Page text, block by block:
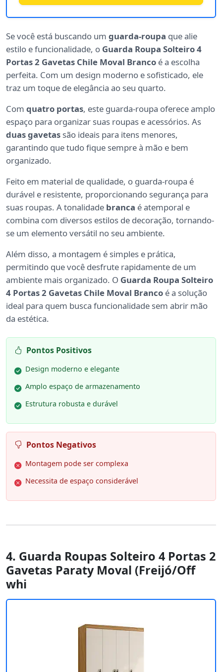
Se você está buscando um guarda-roupa que alie
estilo e funcionalidade, o Guarda Roupa Solteiro 4
Portas 2 Gavetas Chile Moval Branco é a escolha
perfeita. Com um design moderno e sofisticado, ele
traz um toque de elegância ao seu quarto.
Com quatro portas, este guarda-roupa oferece amplo
espaço para organizar suas roupas e acessórios. As
duas gavetas são ideais para itens menores,
garantindo que tudo fique sempre à mão e bem
organizado.
Feito em material de qualidade, o guarda-roupa é
durável e resistente, proporcionando segurança para
suas roupas. A tonalidade branca é atemporal e
combina com diversos estilos de decoração, tornando-
se um elemento versátil no seu ambiente.
Além disso, a montagem é simples e prática,
permitindo que você desfrute rapidamente de um
ambiente mais organizado. O Guarda Roupa Solteiro
4 Portas 2 Gavetas Chile Moval Branco é a solução
ideal para quem busca funcionalidade sem abrir mão
da estética.
Pontos Positivos
Design moderno e elegante
Amplo espaço de armazenamento
Estrutura robusta e durável
Pontos Negativos
Montagem pode ser complexa
Necessita de espaço considerável
4. Guarda Roupas Solteiro 4 Portas 2
Gavetas Paraty Moval (Freijó/Off
whi